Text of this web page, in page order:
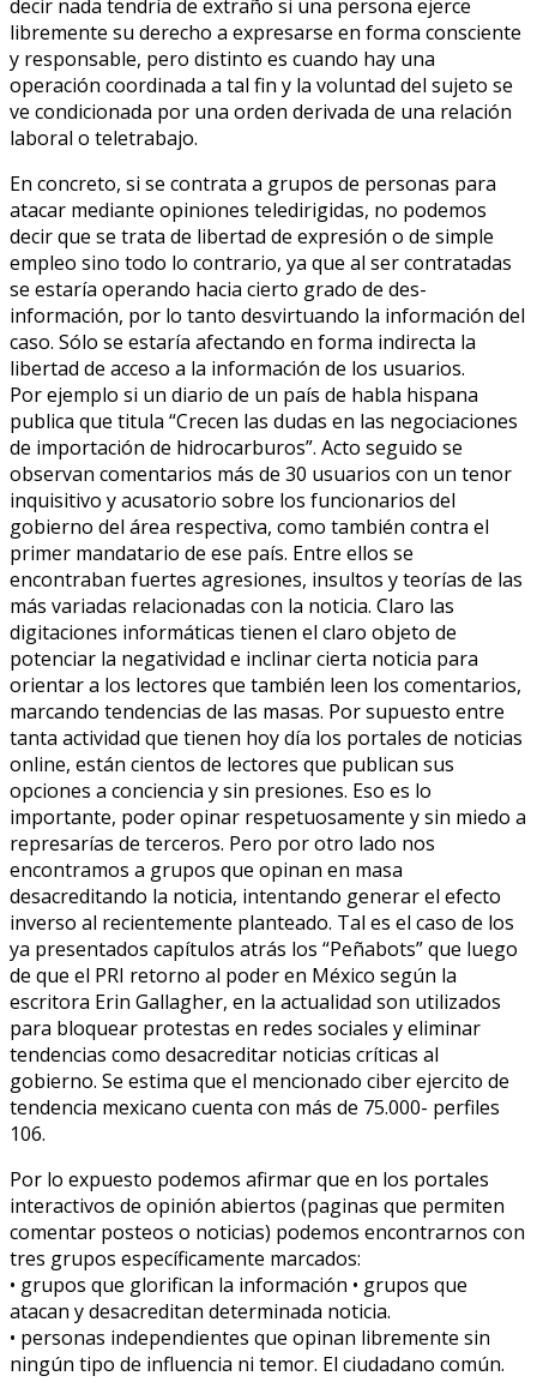
decir nada tendría de extraño si una persona ejerce
libremente su derecho a expresarse en forma consciente
y responsable, pero distinto es cuando hay una
operación coordinada a tal fin y la voluntad del sujeto se
ve condicionada por una orden derivada de una relación
laboral o teletrabajo.
En concreto, si se contrata a grupos de personas para
atacar mediante opiniones teledirigidas, no podemos
decir que se trata de libertad de expresión o de simple
empleo sino todo lo contrario, ya que al ser contratadas
se estaría operando hacia cierto grado de des-
información, por lo tanto desvirtuando la información del
caso. Sólo se estaría afectando en forma indirecta la
libertad de acceso a la información de los usuarios.
Por ejemplo si un diario de un país de habla hispana
publica que titula “Crecen las dudas en las negociaciones
de importación de hidrocarburos”. Acto seguido se
observan comentarios más de 30 usuarios con un tenor
inquisitivo y acusatorio sobre los funcionarios del
gobierno del área respectiva, como también contra el
primer mandatario de ese país. Entre ellos se
encontraban fuertes agresiones, insultos y teorías de las
más variadas relacionadas con la noticia. Claro las
digitaciones informáticas tienen el claro objeto de
potenciar la negatividad e inclinar cierta noticia para
orientar a los lectores que también leen los comentarios,
marcando tendencias de las masas. Por supuesto entre
tanta actividad que tienen hoy día los portales de noticias
online, están cientos de lectores que publican sus
opciones a conciencia y sin presiones. Eso es lo
importante, poder opinar respetuosamente y sin miedo a
represarías de terceros. Pero por otro lado nos
encontramos a grupos que opinan en masa
desacreditando la noticia, intentando generar el efecto
inverso al recientemente planteado. Tal es el caso de los
ya presentados capítulos atrás los “Peñabots” que luego
de que el PRI retorno al poder en México según la
escritora Erin Gallagher, en la actualidad son utilizados
para bloquear protestas en redes sociales y eliminar
tendencias como desacreditar noticias críticas al
gobierno. Se estima que el mencionado ciber ejercito de
tendencia mexicano cuenta con más de 75.000- perfiles
106.
Por lo expuesto podemos afirmar que en los portales
interactivos de opinión abiertos (paginas que permiten
comentar posteos o noticias) podemos encontrarnos con
tres grupos específicamente marcados:
• grupos que glorifican la información • grupos que
atacan y desacreditan determinada noticia.
• personas independientes que opinan libremente sin
ningún tipo de influencia ni temor. El ciudadano común.